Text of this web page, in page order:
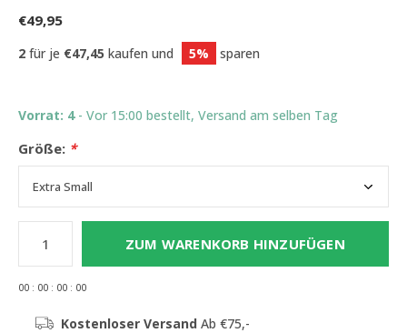
€49,95
2 für je €47,45 kaufen und 5% sparen
Vorrat: 4 - Vor 15:00 bestellt, Versand am selben Tag
Größe: *
ZUM WARENKORB HINZUFÜGEN
00 : 00 : 00 : 00
Kostenloser Versand Ab €75,-